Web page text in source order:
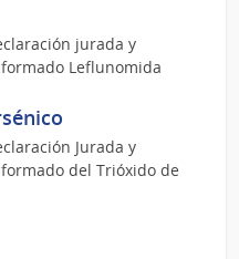
jurada y
Leflunomida
Jurada y
del Trióxido de